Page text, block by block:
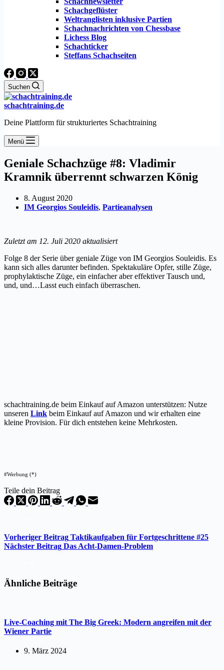
Schachgeflüster
Weltranglisten inklusive Partien
Schachnachrichten von Chessbase
Lichess Blog
Schachticker
Steffans Schachseiten
Suchen
schachtraining.de
Deine Plattform für strukturiertes Schachtraining
Menü
Geniale Schachzüge #8: Vladimir
Kramnik überrennt schwarzen König
8. August 2020
IM Georgios Souleidis, Partieanalysen
Zuletzt am 12. Juli 2020 aktualisiert
Folge 8 der Serie über geniale Züge von IM Georgios Souleidis. Es
kann sich alles darunter befinden. Spektakuläre Opfer, stille Züge,
prophylaktische Züge, ein einfacher aber effektiver Tausch und,
und, und…Lasst euch einfach überraschen.
schachtraining.de beim Einkauf auf Amazon unterstützen: Nutze
unseren Link beim Einkauf auf Amazon und wir erhalten eine
kleine Provision. Für dich entstehen keine Mehrkosten.
#Werbung (*)
Teile dein Beitrag
Vorheriger Beitrag Taktikaufgaben für Fortgeschrittene #25
Nächster Beitrag Das Acht-Damen-Problem
Ähnliche Beiträge
Live-Coaching mit The Big Greek: Modern angreifen mit der
Wiener Partie
9. März 2024